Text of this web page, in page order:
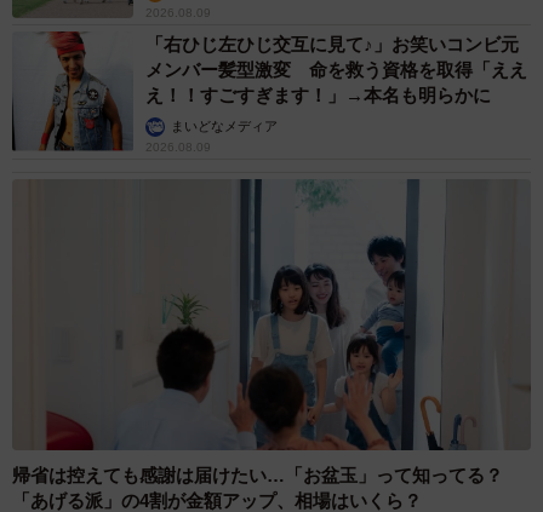
2026.08.09
「右ひじ左ひじ交互に見て♪」お笑いコンビ元
メンバー髪型激変 命を救う資格を取得「ええ
え！！すごすぎます！」→本名も明らかに
まいどなメディア
2026.08.09
帰省は控えても感謝は届けたい…「お盆玉」って知ってる？
「あげる派」の4割が金額アップ、相場はいくら？